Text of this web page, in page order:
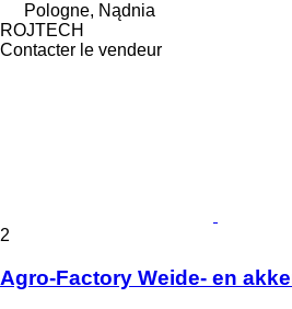
Pologne, Nądnia
ROJTECH
Contacter le vendeur
2
Agro-Factory Weide- en